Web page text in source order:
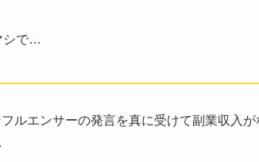
シで…
ルエンサーの発言を真に受けて副業収入